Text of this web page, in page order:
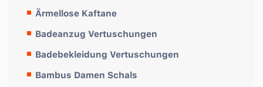
Ärmellose Kaftane
Badeanzug Vertuschungen
Badebekleidung Vertuschungen
Bambus Damen Schals